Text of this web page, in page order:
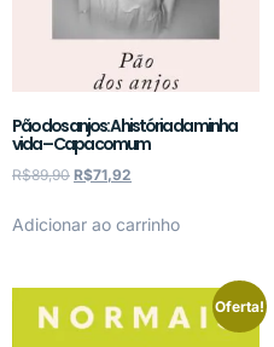
Pão dos anjos: A história da minha
vida – Capa comum
R$89,90 R$71,92
Adicionar ao carrinho
Oferta!